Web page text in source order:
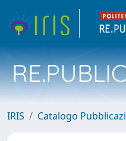
IRIS Catalogo